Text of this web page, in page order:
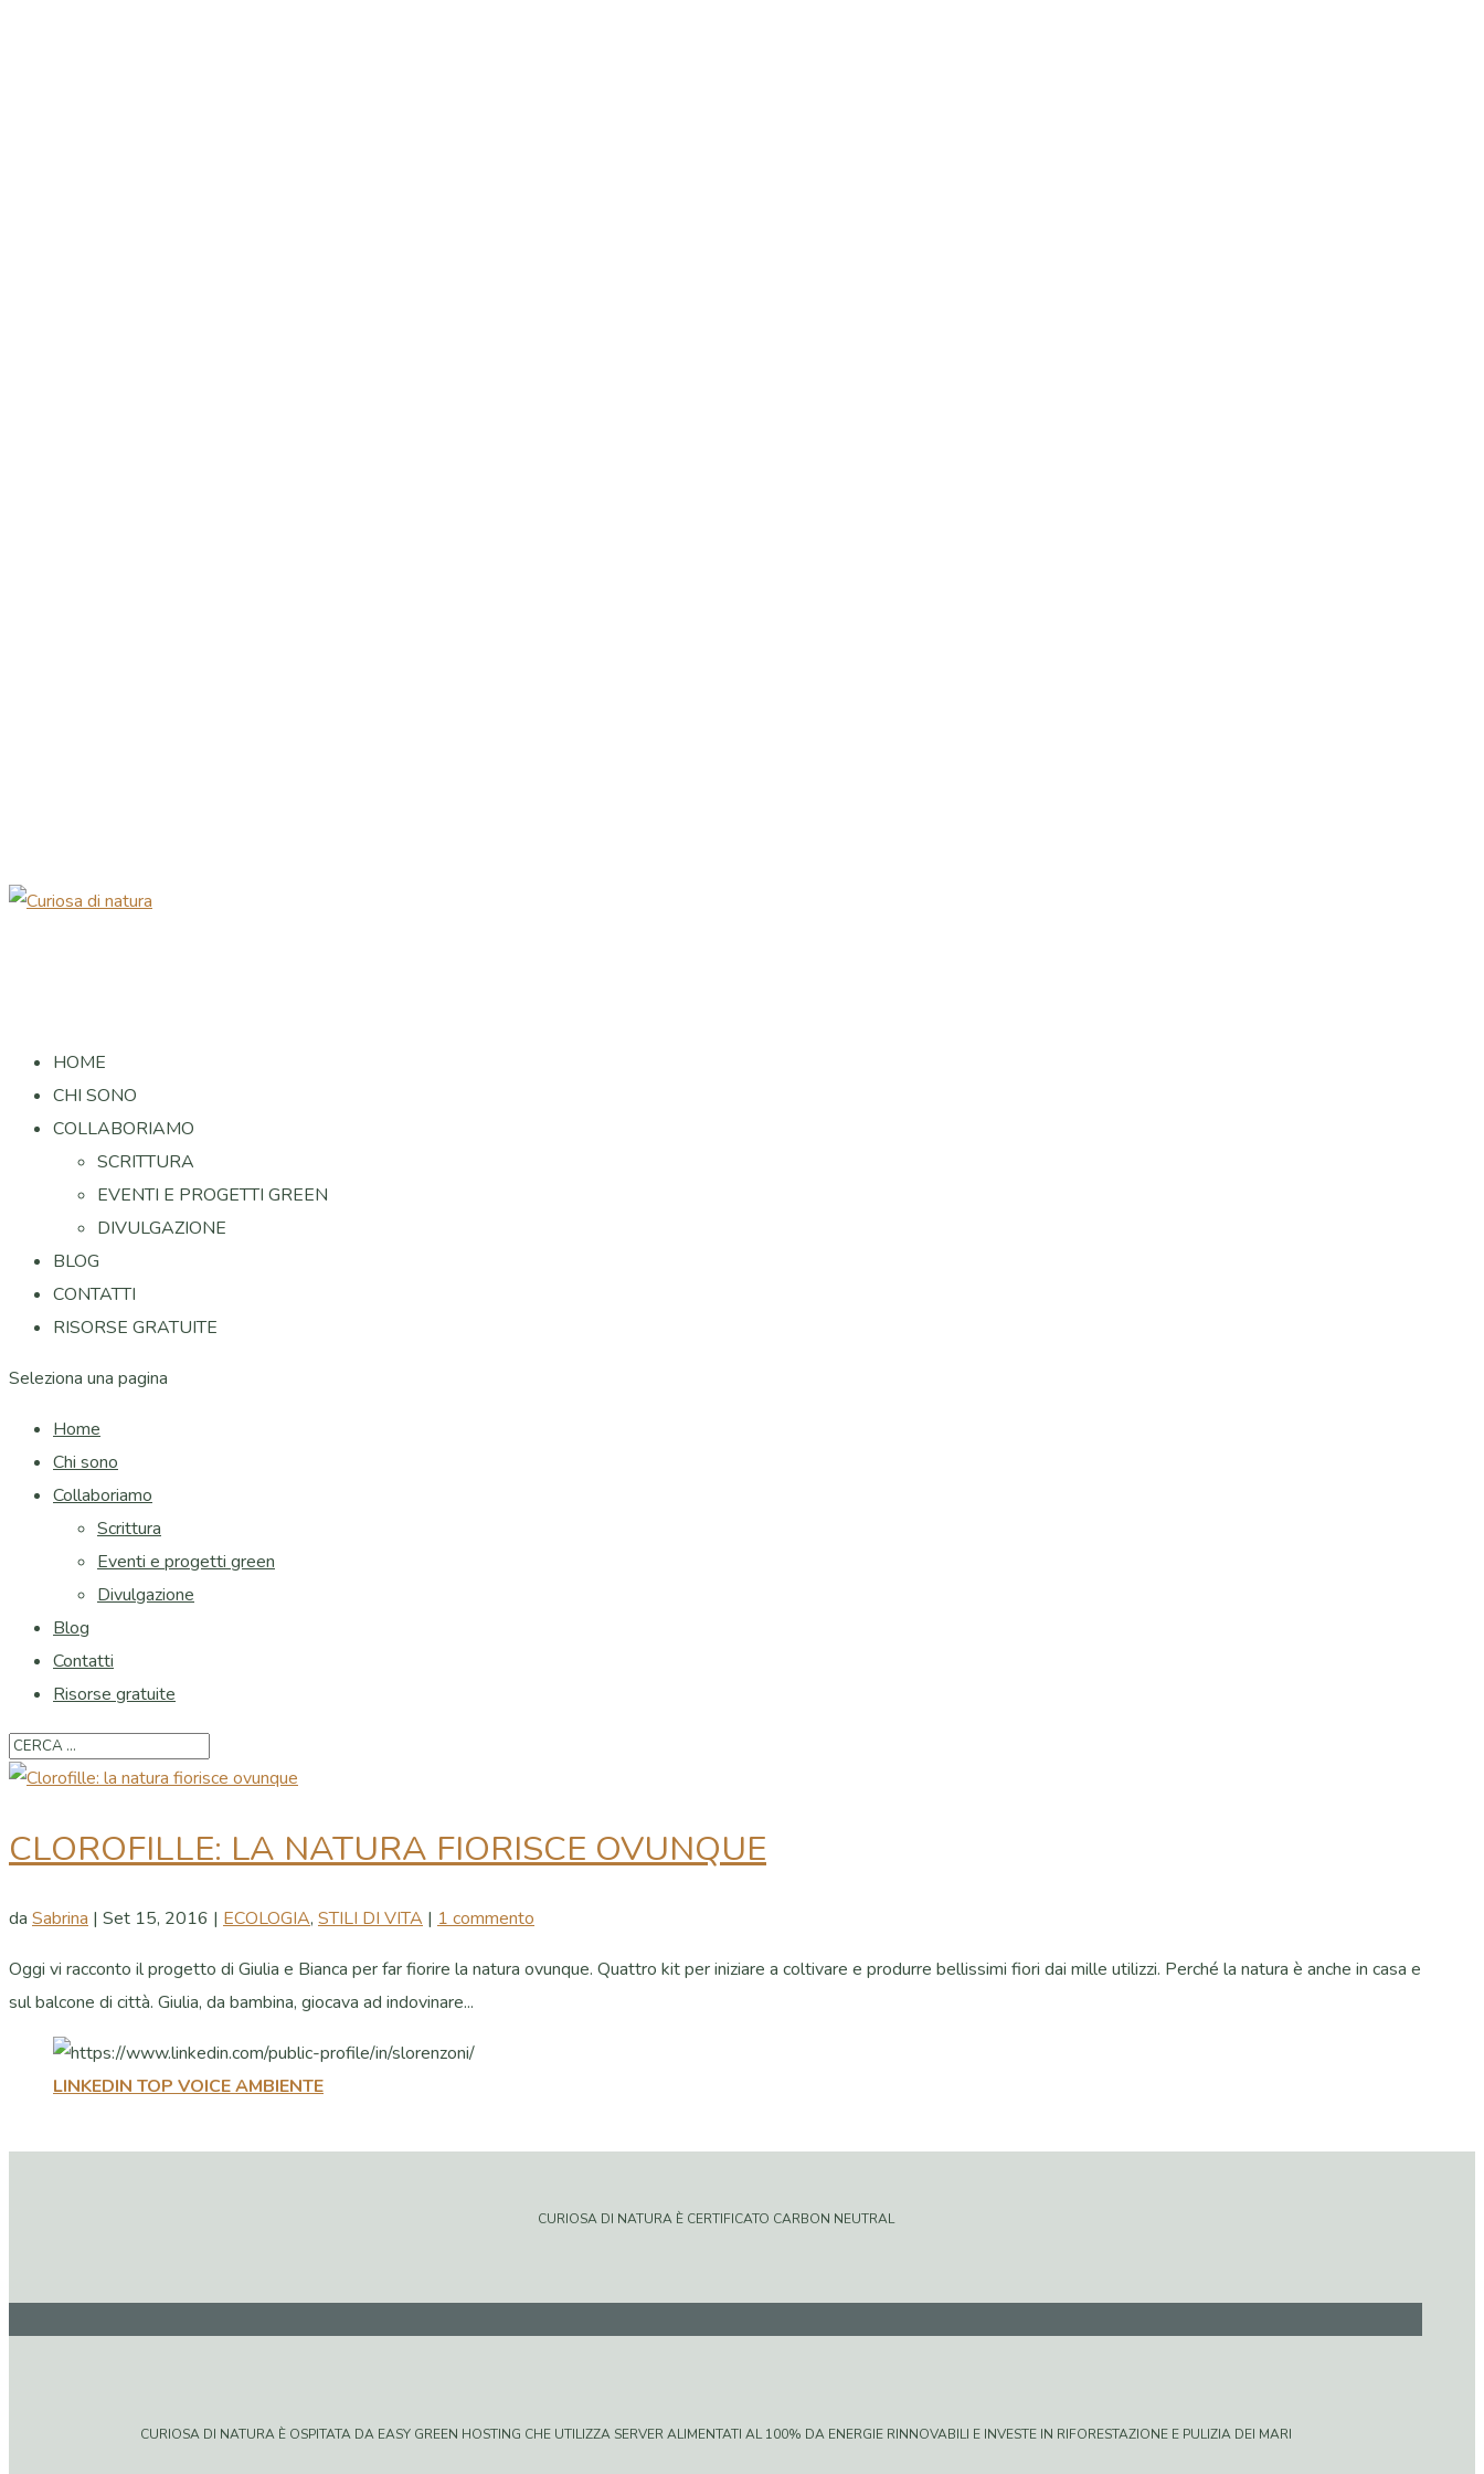
HOME
CHI SONO
COLLABORIAMO
SCRITTURA
EVENTI E PROGETTI GREEN
DIVULGAZIONE
BLOG
CONTATTI
RISORSE GRATUITE
Seleziona una pagina
Home
Chi sono
Collaboriamo
Scrittura
Eventi e progetti green
Divulgazione
Blog
Contatti
Risorse gratuite
CLOROFILLE: LA NATURA FIORISCE OVUNQUE
da Sabrina | Set 15, 2016 | ECOLOGIA, STILI DI VITA | 1 commento
Oggi vi racconto il progetto di Giulia e Bianca per far fiorire la natura ovunque. Quattro kit per iniziare a coltivare e produrre bellissimi fiori dai mille utilizzi. Perché la natura è anche in casa e
sul balcone di città. Giulia, da bambina, giocava ad indovinare...
LINKEDIN TOP VOICE AMBIENTE
CURIOSA DI NATURA È CERTIFICATO CARBON NEUTRAL
CURIOSA DI NATURA È OSPITATA DA EASY GREEN HOSTING CHE UTILIZZA SERVER ALIMENTATI AL 100% DA ENERGIE RINNOVABILI E INVESTE IN RIFORESTAZIONE E PULIZIA DEI MARI